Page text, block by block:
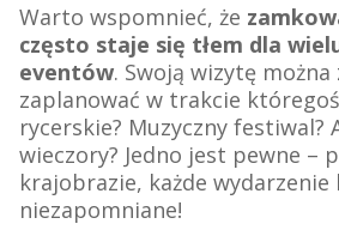
Warto wspomnieć, że
często staje się tłem dla
eventów. Swoją wizytę można
zaplanować w trakcie
rycerskie? Muzyczny festiwal?
wieczory? Jedno jest pewne –
krajobrazie, każde wydarzenie
niezapomniane!